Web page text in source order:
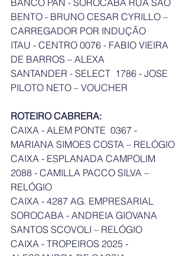
BANCO PAN - SOROCABA RUA SAO
BENTO - BRUNO CESAR CYRILLO –
CARREGADOR POR INDUÇÃO
ITAU - CENTRO 0076 - FABIO VIEIRA
DE BARROS – ALEXA
SANTANDER - SELECT  1786 - JOSE
PILOTO NETO – VOUCHER
ROTEIRO CABRERA:
CAIXA - ALEM PONTE  0367 -
MARIANA SIMOES COSTA – RELÓGIO
CAIXA - ESPLANADA CAMPOLIM
2088 - CAMILLA PACCO SILVA –
RELÓGIO
CAIXA - 4287 AG. EMPRESARIAL
SOROCABA - ANDREIA GIOVANA
SANTOS SCOVOLI – RELÓGIO
CAIXA - TROPEIROS 2025 -